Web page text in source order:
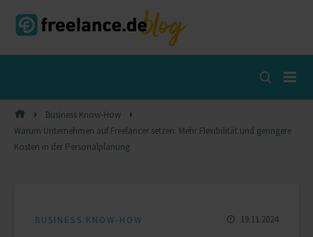
Open
Popup
Business Know-How
Warum Unternehmen auf Freelancer setzen: Mehr Flexibilität und geringere
Kosten in der Personalplanung
BUSINESS KNOW-HOW 19.11.2024